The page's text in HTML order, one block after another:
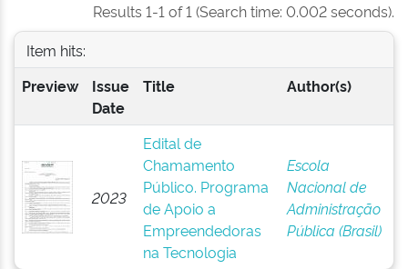
Results 1-1 of 1 (Search time: 0.002 seconds).
Item hits:
Preview
Issue
Date
Title Author(s)
2023
Edital de
Chamamento
Público. Programa
de Apoio a
Empreendedoras
na Tecnologia
Escola
Nacional de
Administração
Pública (Brasil)